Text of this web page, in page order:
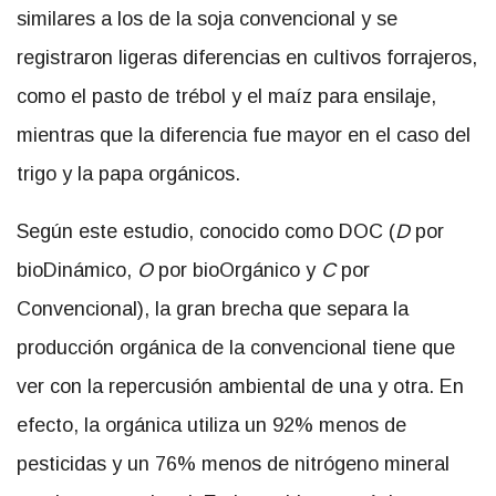
similares a los de la soja convencional y se
registraron ligeras diferencias en cultivos forrajeros,
como el pasto de trébol y el maíz para ensilaje,
mientras que la diferencia fue mayor en el caso del
trigo y la papa orgánicos.
Según este estudio, conocido como DOC (Dpor
bioDinámico, Opor bioOrgánico y Cpor
Convencional), la gran brecha que separa la
producción orgánica de la convencional tiene que
ver con la repercusión ambiental de una y otra. En
efecto, l a orgánica utiliza un 92% menos de
pesticidas y un 76% menos de nitrógeno mineral